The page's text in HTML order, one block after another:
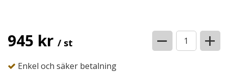
945 kr / st − +
Enkel och säker betalning